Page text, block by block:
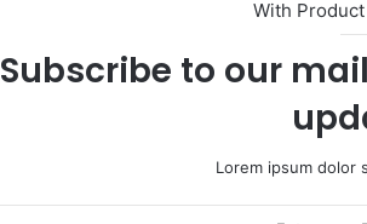
With
Subscribe to our
Lorem ipsum dolor